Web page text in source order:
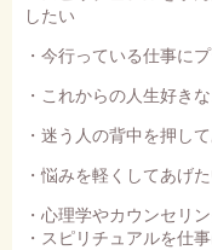
したい
・今行っている仕事に
・これからの人生好き
・迷う人の背中を押し
・悩みを軽くしてあげ
・心理学やカウンセリ
・スピリチュアルを仕